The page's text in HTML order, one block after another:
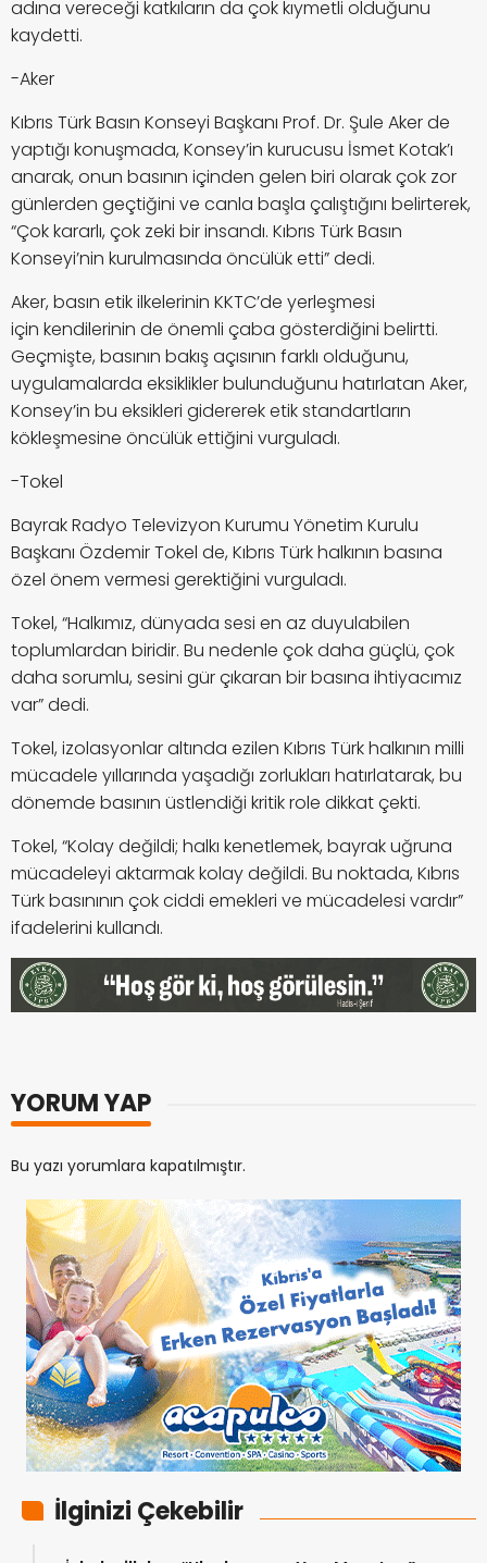
adına vereceği katkıların da çok kıymetli olduğunu
kaydetti.
-Aker
Kıbrıs Türk Basın Konseyi Başkanı Prof. Dr. Şule Aker de
yaptığı konuşmada, Konsey’in kurucusu İsmet Kotak’ı
anarak, onun basının içinden gelen biri olarak çok zor
günlerden geçtiğini ve canla başla çalıştığını belirterek,
“Çok kararlı, çok zeki bir insandı. Kıbrıs Türk Basın
Konseyi’nin kurulmasında öncülük etti” dedi.
Aker, basın etik ilkelerinin KKTC’de yerleşmesi
için kendilerinin de önemli çaba gösterdiğini belirtti.
Geçmişte, basının bakış açısının farklı olduğunu,
uygulamalarda eksiklikler bulunduğunu hatırlatan Aker,
Konsey’in bu eksikleri gidererek etik standartların
kökleşmesine öncülük ettiğini vurguladı.
-Tokel
Bayrak Radyo Televizyon Kurumu Yönetim Kurulu
Başkanı Özdemir Tokel de, Kıbrıs Türk halkının basına
özel önem vermesi gerektiğini vurguladı.
Tokel, “Halkımız, dünyada sesi en az duyulabilen
toplumlardan biridir. Bu nedenle çok daha güçlü, çok
daha sorumlu, sesini gür çıkaran bir basına ihtiyacımız
var” dedi.
Tokel, izolasyonlar altında ezilen Kıbrıs Türk halkının milli
mücadele yıllarında yaşadığı zorlukları hatırlatarak, bu
dönemde basının üstlendiği kritik role dikkat çekti.
Tokel, “Kolay değildi; halkı kenetlemek, bayrak uğruna
mücadeleyi aktarmak kolay değildi. Bu noktada, Kıbrıs
Türk basınının çok ciddi emekleri ve mücadelesi vardır”
ifadelerini kullandı.
YORUM YAP
Bu yazı yorumlara kapatılmıştır.
İlginizi Çekebilir